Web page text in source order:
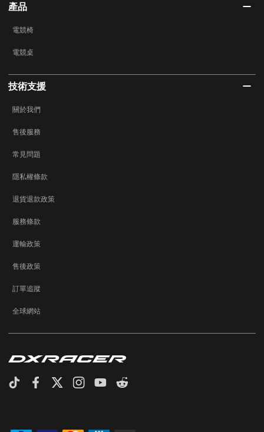
產品
電競椅
電競桌
技術支援
關於我們
售後服務
常見問題
隱私權條款
退貨退款政策
服務條款
運輸政策
售後政策
訂單追蹤
全球網站